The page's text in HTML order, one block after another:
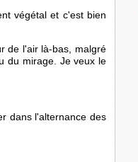
végétal et c'est bien
de l'air là-bas, malgré
du mirage. Je veux le
dans l'alternance des